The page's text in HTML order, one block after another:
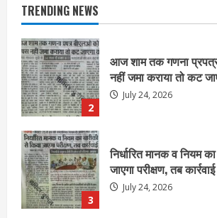
TRENDING NEWS
2
3
निर्धारित मानक व नियम
जाएगा परीक्षण, तब कार्रवाई
July 24, 2026
4
नियमों के अनुरूप होगी
आयुक्त
July 24, 2026